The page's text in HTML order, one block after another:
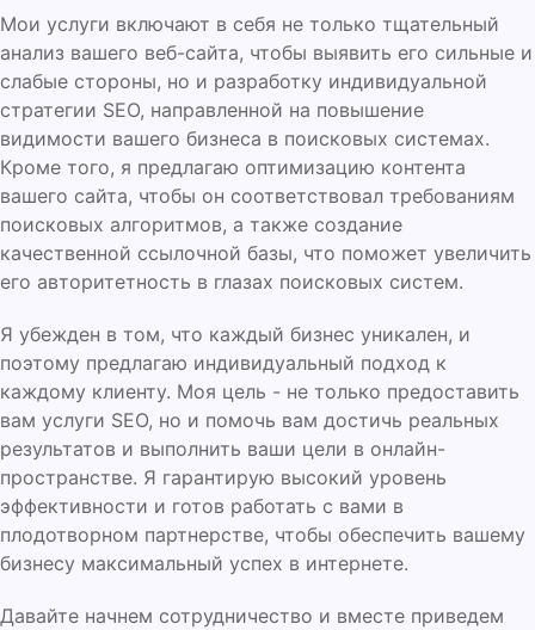
Мои услуги включают в себя не только тщательный
анализ вашего веб-сайта, чтобы выявить его сильные и
слабые стороны, но и разработку индивидуальной
стратегии SEO, направленной на повышение
видимости вашего бизнеса в поисковых системах.
Кроме того, я предлагаю оптимизацию контента
вашего сайта, чтобы он соответствовал требованиям
поисковых алгоритмов, а также создание
качественной ссылочной базы, что поможет увеличить
его авторитетность в глазах поисковых систем.
Я убежден в том, что каждый бизнес уникален, и
поэтому предлагаю индивидуальный подход к
каждому клиенту. Моя цель - не только предоставить
вам услуги SEO, но и помочь вам достичь реальных
результатов и выполнить ваши цели в онлайн-
пространстве. Я гарантирую высокий уровень
эффективности и готов работать с вами в
плодотворном партнерстве, чтобы обеспечить вашему
бизнесу максимальный успех в интернете.
Давайте начнем сотрудничество и вместе приведем